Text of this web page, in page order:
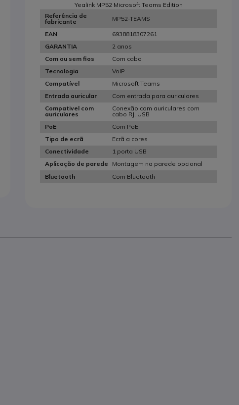
Yealink MP52 Microsoft Teams Edition
Referência de
fabricante
MP52-TEAMS
EAN
6938818307261
GARANTIA
2 anos
Com ou sem fios
Com cabo
Tecnologia
VoIP
Compatível
Microsoft Teams
Entrada auricular
Com entrada para auriculares
Compativel com
auriculares
Conexão com auriculares com
cabo RJ, USB
PoE
Com PoE
Tipo de ecrã
Ecrã a cores
Conectividade
1 porta USB
Aplicação de parede
Montagem na parede opcional
Bluetooth
Com Bluetooth